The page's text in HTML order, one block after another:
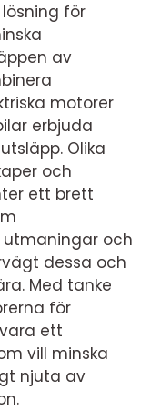
för
av
motorer
erbjuda
Olika
och
ett brett
och
dessa och
Med tanke
för
ett
vill minska
njuta av